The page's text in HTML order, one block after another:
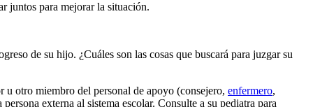
juntos para mejorar la situación.
de su hijo. ¿Cuáles son las cosas que buscará para juzgar su
otro miembro del personal de apoyo (consejero, enfermero,
externa al sistema escolar. Consulte a su pediatra para